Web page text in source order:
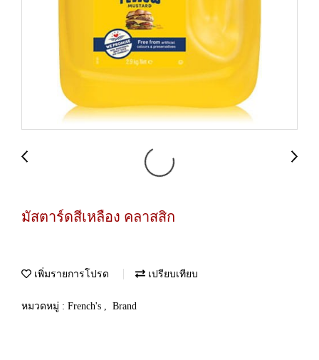
มัสตาร์ดสีเหลือง คลาสสิก
เพิ่มรายการโปรด เปรียบเทียบ
หมวดหมู่ : French's , Brand